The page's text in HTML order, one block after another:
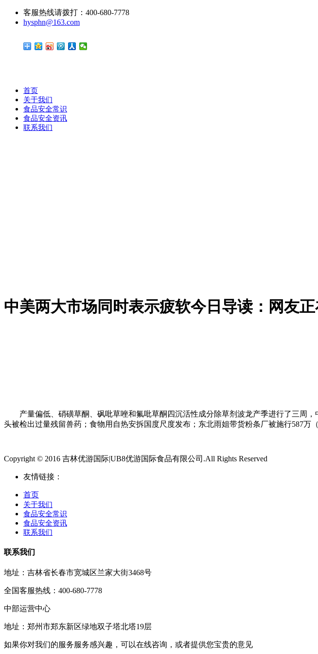
客服热线请拨打：400-680-7778
hysphn@163.com
首页
关于我们
食品安全常识
食品安全资讯
联系我们
中美两大市场同时表示疲软今日导读：网友
产量偏低、硝磺草酮、砜吡草唑和氟吡草酮四沉活性成分除草剂波龙产季进行了三周，
头被检出过量残留兽药；食物用自热安拆国度尺度发布；东北雨姐带货粉条厂被施行587万
Copyright © 2016 吉林优游国际|UB8优游国际食品有限公司.All Rights Reserved
友情链接：
首页
关于我们
食品安全常识
食品安全资讯
联系我们
联系我们
地址：吉林省长春市宽城区兰家大街3468号
全国客服热线：400-680-7778
中部运营中心
地址：郑州市郑东新区绿地双子塔北塔19层
如果你对我们的服务服务感兴趣，可以在线咨询，或者提供您宝贵的意见